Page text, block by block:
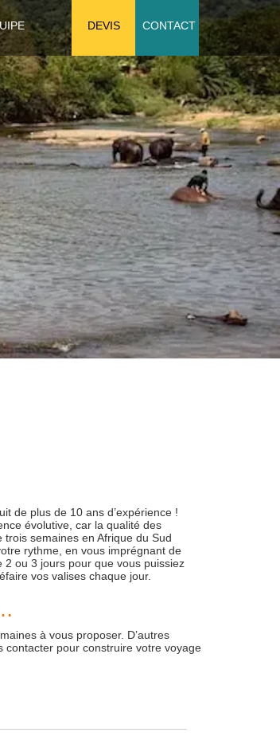
DEVIS CONTACT
de plus de 10 ans d’expérience !
évolutive, car la qualité des
semaines en Afrique du Sud
rythme, en vous imprégnant de
2 ou 3 jours pour que vous puissiez
vos valises chaque jour.
à vous proposer. D’autres
contacter pour construire votre voyage